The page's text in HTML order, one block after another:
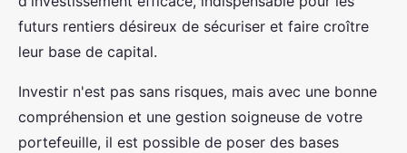
futurs rentiers désireux de sécuriser et faire croître
leur base de capital.
Investir n'est pas sans risques, mais avec une bonne
compréhension et une gestion soigneuse de votre
portefeuille, il est possible de poser des bases